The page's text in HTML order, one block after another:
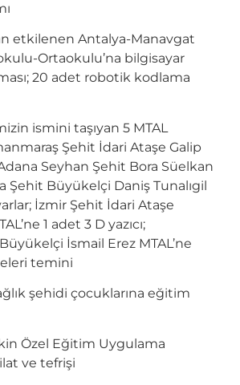
etkilenen Antalya-Manavgat
Ortaokulu’na bilgisayar
20 adet robotik kodlama
ismini taşıyan 5 MTAL
Şehit İdari Ataşe Galip
Seyhan Şehit Bora Süelkan
Şehit Büyükelçi Daniş Tunalıgil
İzmir Şehit İdari Ataşe
1 adet 3 D yazıcı;
İsmail Erez MTAL’ne
temini
şehidi çocuklarına eğitim
Özel Eğitim Uygulama
ve tefrişi